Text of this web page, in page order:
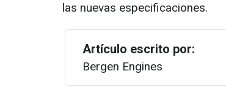
las nuevas especificaciones.
Artículo escrito por:
Bergen Engines